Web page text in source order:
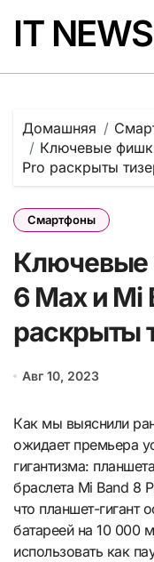
содержанию
IT NEWS
Домашняя
Ключевые
Pro раскрыты
Смартфоны
Ключевые
6 Max и Mi
раскрыты
Авг 10, 2023
Как мы выяснили
ожидает премьера
гигантизма:
браслета Mi Band 8
что планшет-гигант
батареей на 10 000
использовать как